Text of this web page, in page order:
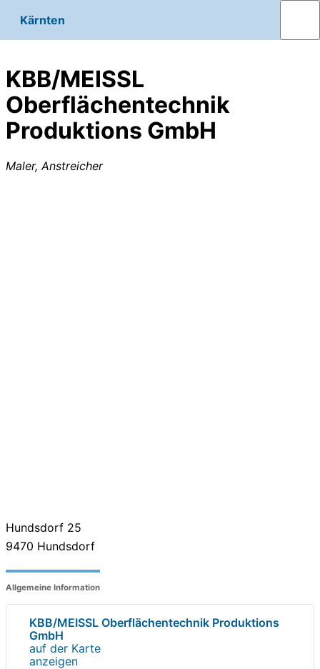
Kärnten
KBB/MEISSL
Oberflächentechnik
Produktions GmbH
Maler, Anstreicher
Hundsdorf 25
9470 Hundsdorf
Allgemeine Information
KBB/MEISSL Oberflächentechnik Produktions
GmbH
auf der Karte
anzeigen